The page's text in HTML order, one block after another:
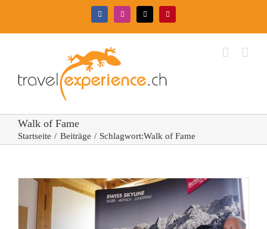
FacebookInstagram
X Pinterest
Walk of Fame
Startseite Beiträge Schlagwort:Walk of Fame